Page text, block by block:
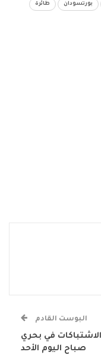
بورتسودان طائرة
البوست القادم
في بحري
صباح اليوم الأحد